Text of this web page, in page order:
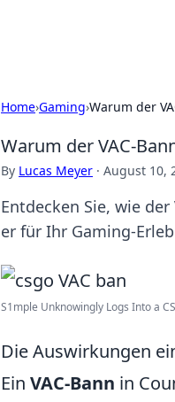
Home›Gaming›Warum der
Warum der VAC-
By Lucas Meyer · August 10,
Entdecken Sie, wie
er für Ihr Gaming-
S1mple Unknowingly Logs Into a
Die Auswirkungen
Ein VAC-Bann in